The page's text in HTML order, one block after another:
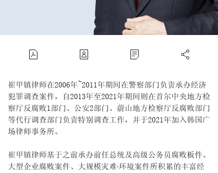
崔甲镇律师在2006年~2011年期间在警察部门负责承办经济
犯罪调查案件，自2013年至2021年期间则在首尔中央地方检
察厅反腐败1部门、公安2部门、蔚山地方检察厅反腐败部门
等代行调查部门负责特别调查工作，并于2021年加入韩国广
场律师事务所。
崔甲镇律师基于之前承办前任总统及高级公务员腐败板件、
大型企业腐败案件、大规模灾难∙环境案件所积累的丰富经